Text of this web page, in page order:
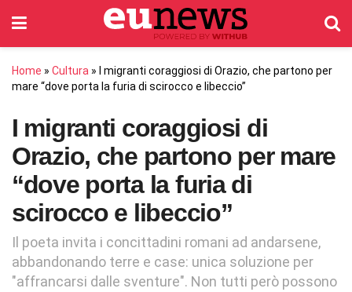
Home » Cultura »
I migranti coraggiosi di Orazio, che partono per
mare “dove porta la furia di scirocco e libeccio”
I migranti coraggiosi di
Orazio, che partono per mare
“dove porta la furia di
scirocco e libeccio”
Il poeta invita i concittadini romani ad andarsene,
abbandonando terre e case: unica soluzione per
"affrancarsi dalle sventure". Non tutti però possono